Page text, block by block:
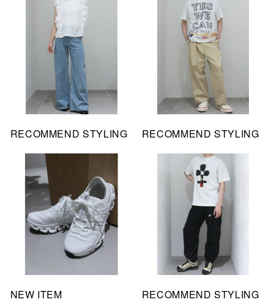
RECOMMEND STYLING RECOMMEND STYLING
NEW ITEM RECOMMEND STYLING